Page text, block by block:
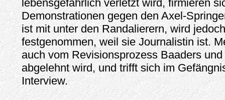
lebensgefährlich verletzt wird, firmieren
Demonstrationen gegen den Axel-
ist mit unter den Randalierern, wird
festgenommen, weil sie Journalistin ist.
auch vom Revisionsprozess Baaders
abgelehnt wird, und trifft sich im
Interview.